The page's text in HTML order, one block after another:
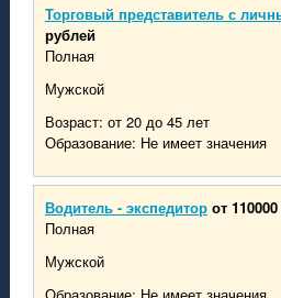
Торговый представитель с
рублей
Полная
Мужской
Возраст: от 20 до 45 лет
Образование: Не имеет значения
Водитель - экспедитор от
Полная
Мужской